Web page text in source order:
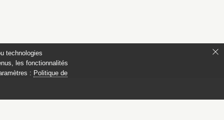
technologies
les fonctionnalités
: Politique de